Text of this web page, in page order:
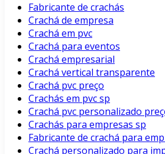
Fabricante de crachás
Crachá de empresa
Crachá em pvc
Crachá para eventos
Crachá empresarial
Crachá vertical transparente
Crachá pvc preço
Crachás em pvc sp
Crachá pvc personalizado
Crachás para empresas sp
Fabricante de crachá para
Crachá personalizado para